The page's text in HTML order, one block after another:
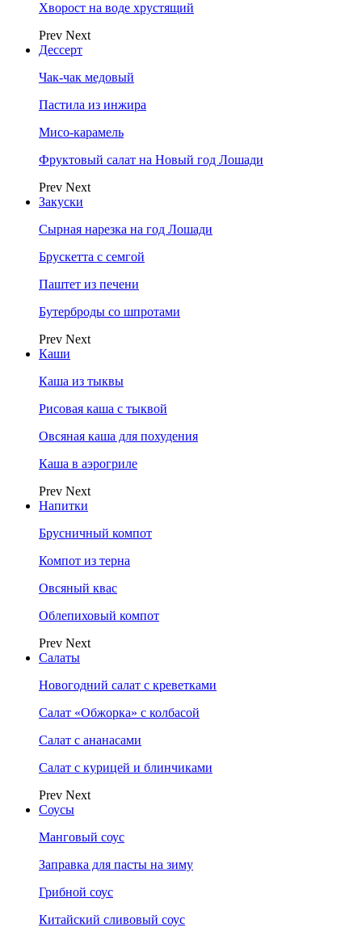
Хворост на воде хрустящий
Prev Next
Дессерт
Чак-чак медовый
Пастила из инжира
Мисо-карамель
Фруктовый салат на Новый год Лошади
Prev Next
Закуски
Сырная нарезка на год Лошади
Брускетта с семгой
Паштет из печени
Бутерброды со шпротами
Prev Next
Каши
Каша из тыквы
Рисовая каша с тыквой
Овсяная каша для похудения
Каша в аэрогриле
Prev Next
Напитки
Брусничный компот
Компот из терна
Овсяный квас
Облепиховый компот
Prev Next
Салаты
Новогодний салат с креветками
Салат «Обжорка» с колбасой
Салат с ананасами
Салат с курицей и блинчиками
Prev Next
Соусы
Манговый соус
Заправка для пасты на зиму
Грибной соус
Китайский сливовый соус